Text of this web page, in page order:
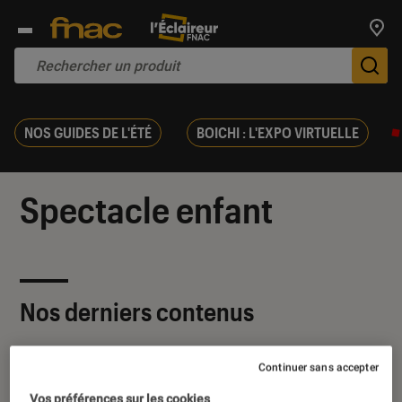
NOS GUIDES DE L'ÉTÉ BOICHI : L'EXPO VIRTUELLE
Spectacle enfant
Nos derniers contenus
Vos préférences sur les cookies
Continuer sans accepter